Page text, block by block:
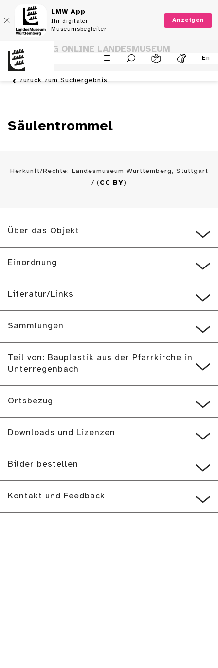
LMW App
Ihr digitaler
Museumsbegleiter
Anzeigen
En
SAMMLUNG ONLINE LANDESMUSEUM
WÜRTTEMBERG
zurück zum Suchergebnis
Säulentrommel
Herkunft/Rechte: Landesmuseum Württemberg, Stuttgart
/ ( CC BY)
Über das Objekt
Einordnung
Literatur/Links
Sammlungen
Teil von: Bauplastik aus der Pfarrkirche in
Unterregenbach
Ortsbezug
Downloads und Lizenzen
Bilder bestellen
Kontakt und Feedback